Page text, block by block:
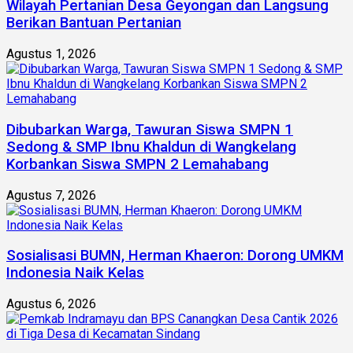
Wilayah Pertanian Desa Geyongan dan Langsung
Berikan Bantuan Pertanian
Agustus 1, 2026
Dibubarkan Warga, Tawuran Siswa SMPN 1
Sedong & SMP Ibnu Khaldun di Wangkelang
Korbankan Siswa SMPN 2 Lemahabang
Agustus 7, 2026
Sosialisasi BUMN, Herman Khaeron: Dorong UMKM
Indonesia Naik Kelas
Agustus 6, 2026